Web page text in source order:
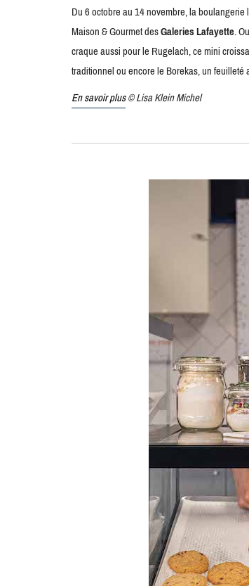
Du 6 octobre au 14 novembre, la boulangerie
Maison & Gourmet desGaleries Lafayette.
craque aussi pour le Rugelach, ce mini
traditionnel ou encore le Borekas, un
En savoir plus© Lisa Klein Michel